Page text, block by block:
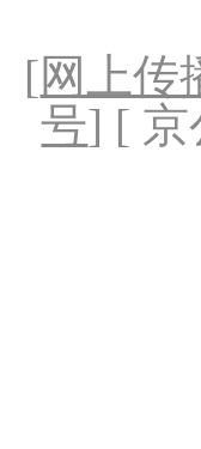
[网上传
号] [ 京